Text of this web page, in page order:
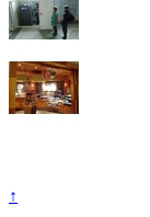
↑